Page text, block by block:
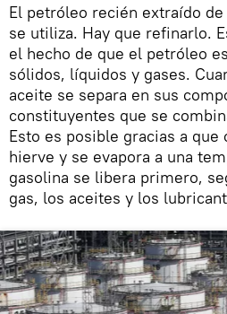
El petróleo recién extraído
se utiliza. Hay que refinarlo.
el hecho de que el petróleo
sólidos, líquidos y gases.
aceite se separa en sus
constituyentes que se
Esto es posible gracias a que
hierve y se evapora a una
gasolina se libera primero,
gas, los aceites y los